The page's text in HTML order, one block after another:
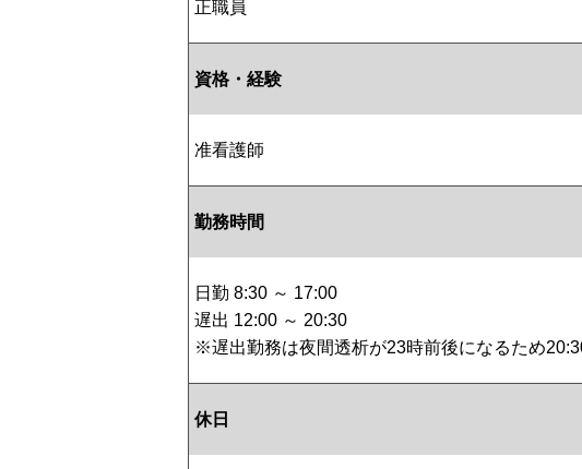
正職員
資格・経験
准看護師
勤務時間
日勤 8:30 ～ 17:00
遅出 12:00 ～ 20:30
※遅出勤務は夜間透析が23時前後になるため
休日